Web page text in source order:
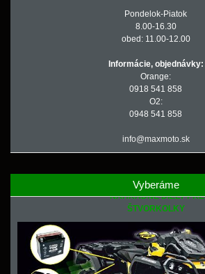
Pondelok-Piatok
8.00-16.30
obed: 11.00-12.00
Informácie, objednávky:
Orange:
0918 541 858
O2:
0948 541 858
info@maxmoto.sk
Vyberáme
NÁHRADNÉ DIELY PRE
ŠTVORKOLKY